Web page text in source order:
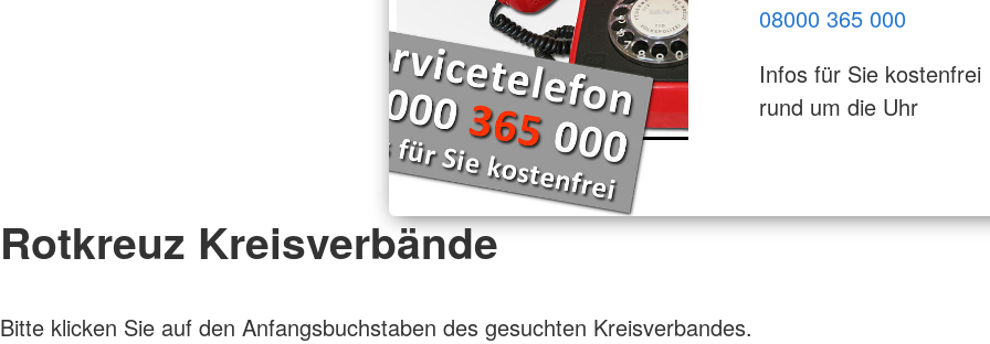
08000 365 000
Infos für Sie kostenfrei
rund um die Uhr
Rotkreuz Kreisverbände
Bitte klicken Sie auf den Anfangsbuchstaben des gesuchten Kreisverbandes.